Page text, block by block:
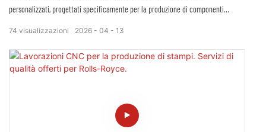
personalizzati, progettati specificamente per la produzione di componenti
pressofusione, combiniamo concetti di design avanzati, tecnologie di lavorazione
di precisione e un rigoroso controllo qualità per offrire soluzioni personalizzate
2026 04 13
74 visualizzazioni